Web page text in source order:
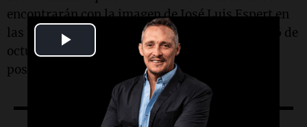
encontrarán con la imagen de José Luis Espert en
las boletas de La Libertad Avanza el próximo 26 de
octubre, a pesar de los cambios políticos
posteriores al cierre de listas.